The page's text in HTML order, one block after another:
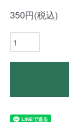
350円(税込)